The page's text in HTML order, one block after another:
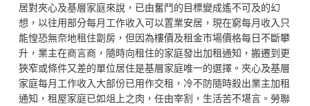
居對夾心及基層家庭來說，已由奮鬥的目標變成遙不可及的幻
想，以往用部分每月工作收入可以置業安居，現在窮每月收入只
能惶恐無奈地租住劏房，但因為樓價及租金市場價格每日不斷攀
升，業主在商言商，隨時向租住的家庭發出加租通知，搬遷到更
狹窄或條件又差的單位居住是基層家庭唯一的選擇。夾心及基層
家庭每月工作收入大部份已用作交租，冷不防隨時殺出業主加租
通知，租屋家庭已如俎上之肉，任由宰割，生活苦不堪言。勞聯